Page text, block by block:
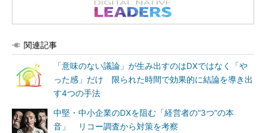
関連記事
「意味のない議論」が生み出すのはDXではなく「や
った感」だけ 限られた時間で効果的に結論を導き出
す4つの手法
中堅・中小企業のDXを阻む「経営者の“3つ”の本
音」 リコー調査から対策を考察